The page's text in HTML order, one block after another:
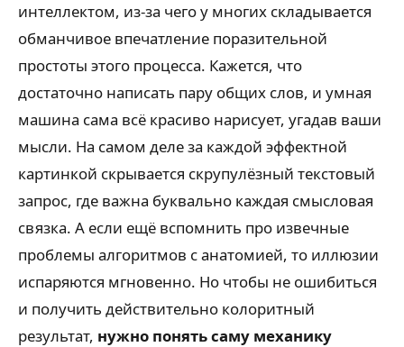
интеллектом, из-за чего у многих складывается
обманчивое впечатление поразительной
простоты этого процесса. Кажется, что
достаточно написать пару общих слов, и умная
машина сама всё красиво нарисует, угадав ваши
мысли. На самом деле за каждой эффектной
картинкой скрывается скрупулёзный текстовый
запрос, где важна буквально каждая смысловая
связка. А если ещё вспомнить про извечные
проблемы алгоритмов с анатомией, то иллюзии
испаряются мгновенно. Но чтобы не ошибиться
и получить действительно колоритный
результат, нужно понять саму механику